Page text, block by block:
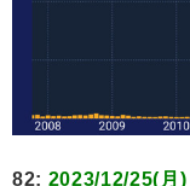
82: 2023/12/25(月